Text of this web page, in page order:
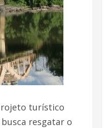
turístico
resgatar o